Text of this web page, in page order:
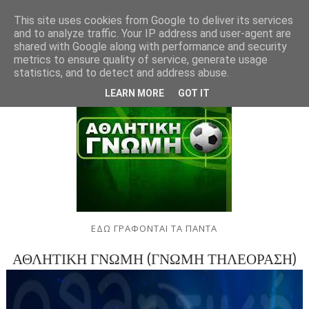
ΕΔΩ ΓΡΑΦΟΝΤΑΙ ΤΑ ΠΑΝΤΑ
ΑΘΛΗΤΙΚΗ ΓΝΩΜΗ (ΓΝΩΜΗ ΤΗΛΕΟΡΑΣΗ)
This site uses cookies from Google to deliver its services
and to analyze traffic. Your IP address and user-agent are
shared with Google along with performance and security
metrics to ensure quality of service, generate usage
statistics, and to detect and address abuse.
LEARN MORE GOT IT